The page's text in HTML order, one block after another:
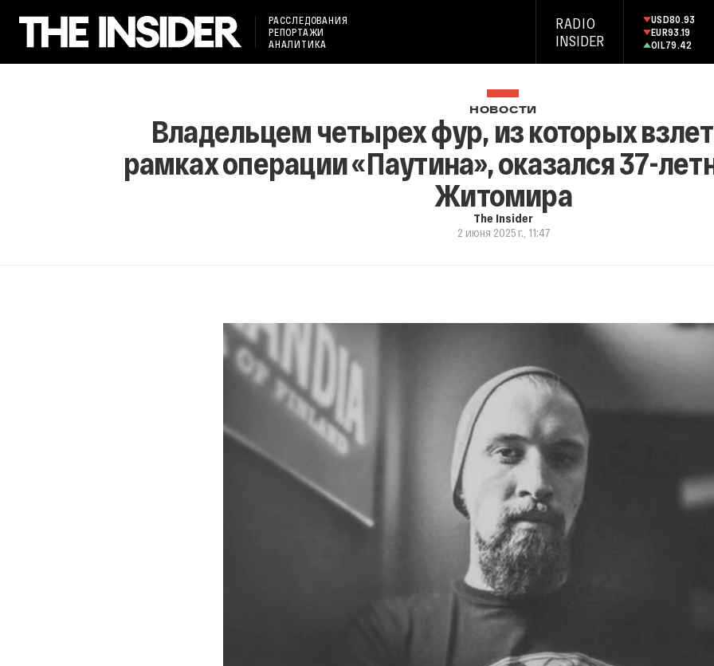
РАССЛЕДОВАНИЯ
РЕПОРТАЖИ
АНАЛИТИКА
RADIO
INSIDER
USD80.93
EUR93.19
OIL79.42
НОВОСТИ
Владельцем четырех фур, из которых
рамках операции «Паутина», оказался 37-
Житомира
The Insider
2 июня 2025 г., 11:47